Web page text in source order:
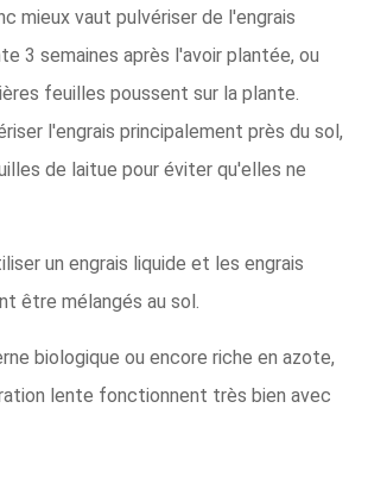
mieux vaut pulvériser de l'engrais
3 semaines après l'avoir plantée, ou
feuilles poussent sur la plante.
l'engrais principalement près du sol,
de laitue pour éviter qu'elles ne
un engrais liquide et les engrais
être mélangés au sol.
biologique ou encore riche en azote,
lente fonctionnent très bien avec